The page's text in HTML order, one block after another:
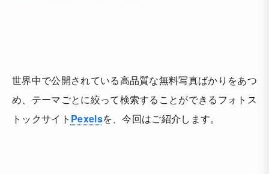
世界中で公開されている高品質な無料写真ばかりをあつ
め、テーマごとに絞って検索することができるフォトス
トックサイト Pexelsを、今回はご紹介します。